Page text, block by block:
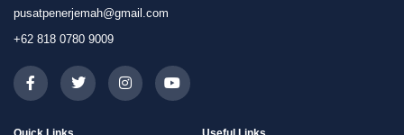
pusatpenerjemah@gmail.com
+62 818 0780 9009